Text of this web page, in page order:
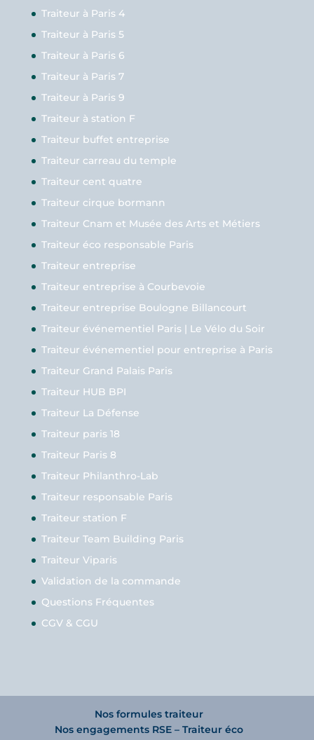
Traiteur à Paris 4
Traiteur à Paris 5
Traiteur à Paris 6
Traiteur à Paris 7
Traiteur à Paris 9
Traiteur à station F
Traiteur buffet entreprise
Traiteur carreau du temple
Traiteur cent quatre
Traiteur cirque bormann
Traiteur Cnam et Musée des Arts et Métiers
Traiteur éco responsable Paris
Traiteur entreprise
Traiteur entreprise à Courbevoie
Traiteur entreprise Boulogne Billancourt
Traiteur événementiel Paris | Le Vélo du Soir
Traiteur événementiel pour entreprise à Paris
Traiteur Grand Palais Paris
Traiteur HUB BPI
Traiteur La Défense
Traiteur paris 18
Traiteur Paris 8
Traiteur Philanthro-Lab
Traiteur responsable Paris
Traiteur station F
Traiteur Team Building Paris
Traiteur Viparis
Validation de la commande
Questions Fréquentes
CGV & CGU
Nos formules traiteur
Nos engagements RSE – Traiteur éco